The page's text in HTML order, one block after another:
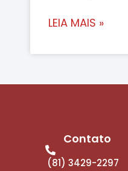
LEIA MAIS »
Contato
(81) 3429-2297